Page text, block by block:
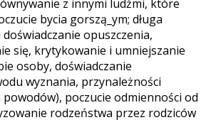
z innymi ludźmi, które
bycia gorszą_ym; długa
opuszczenia,
się, krytykowanie i umniejszanie
osoby, doświadczanie
wyznania, przynależności
poczucie odmienności od
rodzeństwa przez rodziców